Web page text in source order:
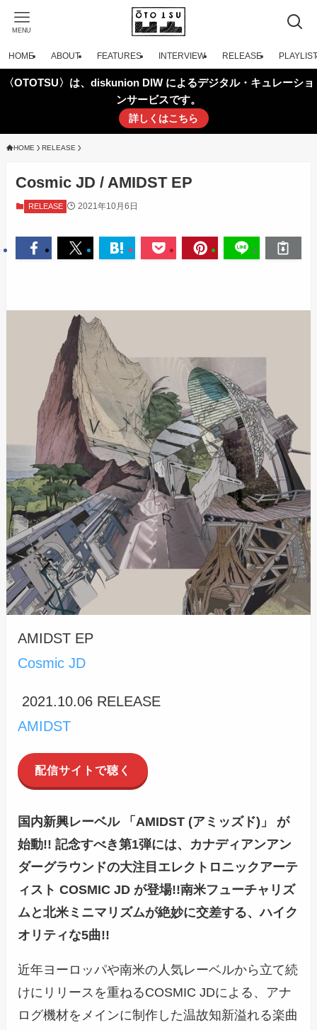
MENU
HOME ABOUT FEATURES INTERVIEW RELEASE PLAYLIST
〈OTOTSU〉は、diskunion DIW によるデジタル・キュレーショ
ンサービスです。
詳しくはこちら
HOME RELEASE
Cosmic JD / AMIDST EP
RELEASE 2021年10月6日
AMIDST EP
Cosmic JD
2021.10.06 RELEASE
AMIDST
配信サイトで聴く
国内新興レーベル 「AMIDST (アミッズド)」 が
始動!! 記念すべき第1弾には、カナディアンアン
ダーグラウンドの大注目エレクトロニックアーテ
ィスト COSMIC JD が登場!!南米フューチャリズ
ムと北米ミニマリズムが絶妙に交差する、ハイク
オリティな5曲!!
近年ヨーロッパや南米の人気レーベルから立て続
けにリリースを重ねるCOSMIC JDによる、アナ
ログ機材をメインに制作した温故知新溢れる楽曲